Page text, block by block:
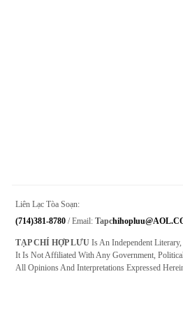
Liên Lạc Tòa Soạn:
(714)381-8780 / Email: Tapc
TẠP CHÍ HỢP LƯU Is An Independent
It Is Not Affiliated With Any Government,
All Opinions And Interpretations Expressed